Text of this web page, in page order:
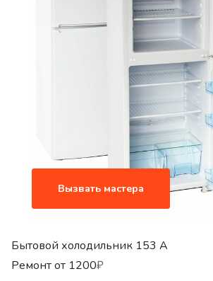
Вызвать мастера
Бытовой холодильник 153 A
Ремонт от 1200₽